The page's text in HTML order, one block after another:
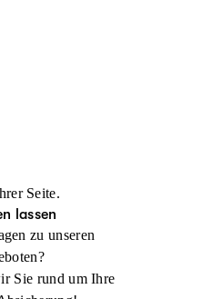
Seite.
lassen
zu unseren
Sie rund um Ihre